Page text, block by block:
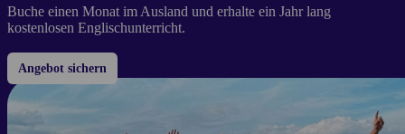
Buche einen Monat im Ausland und erhalte ein Jahr lang
kostenlosen Englischunterricht.
Angebot sichern